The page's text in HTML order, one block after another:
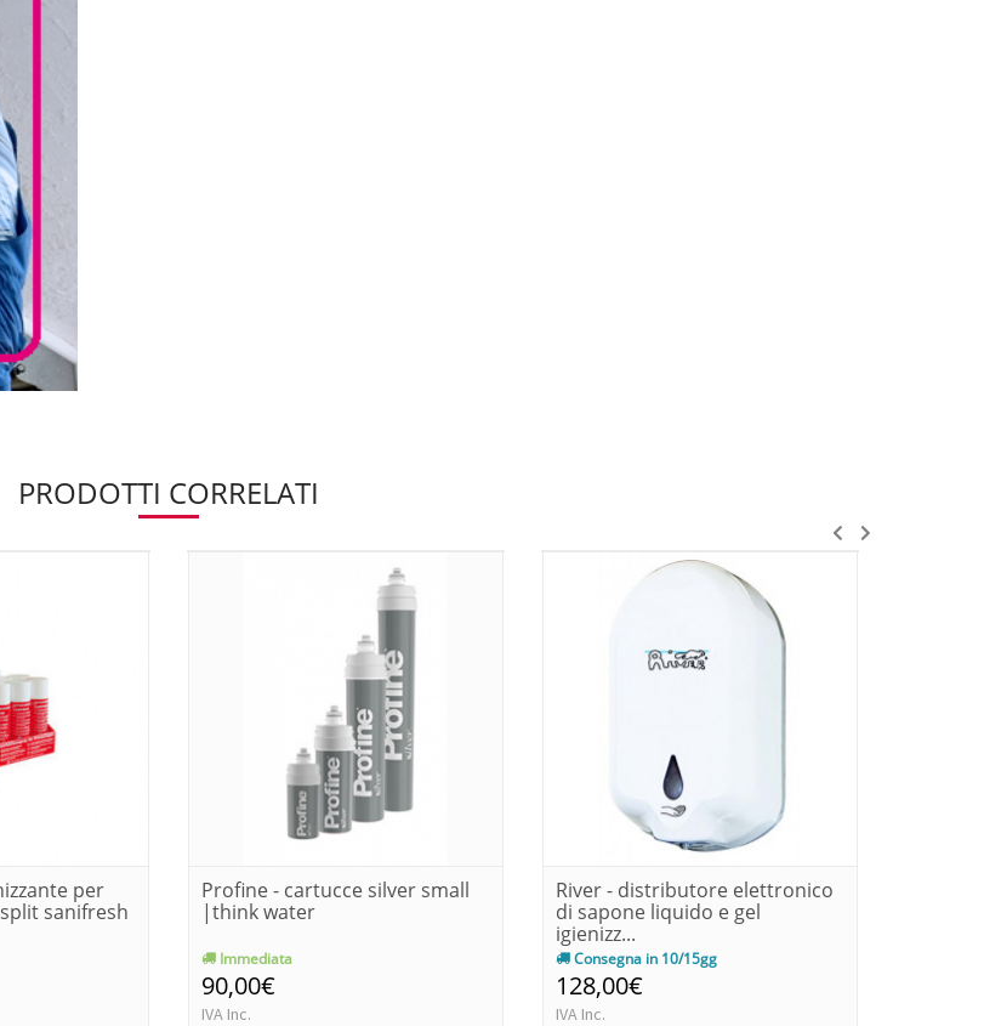
PRODOTTI CORRELATI
per
sanifresh
Profine - cartucce silver small
|think water
Immediata
90,00€
IVA Inc.
River - distributore elettronico
di sapone liquido e gel
igienizz...
Consegna in 10/15gg
128,00€
IVA Inc.